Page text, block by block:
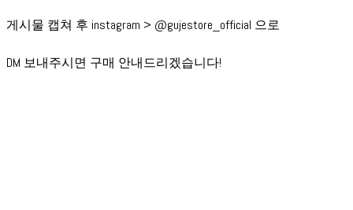
게시물 캡쳐 후 instagram > @gujestore_official 으로
DM 보내주시면 구매 안내드리겠습니다!